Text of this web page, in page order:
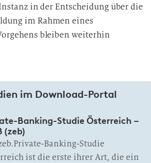
in der Entscheidung über die
im Rahmen eines
bleiben weiterhin
im Download-Portal
Banking-Studie Österreich –
(zeb)
Banking-Studie
ist die erste ihrer Art, die ein